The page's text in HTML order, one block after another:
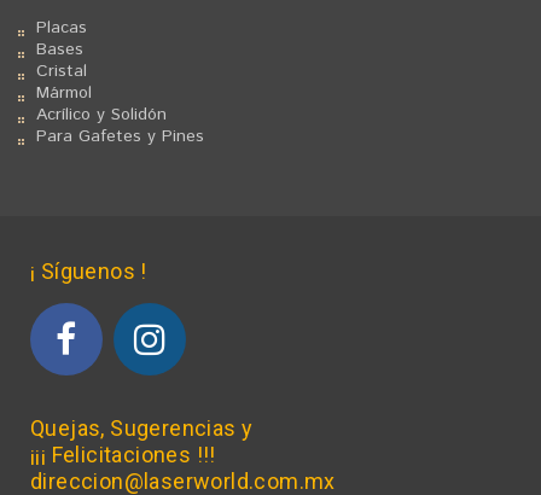
Placas
Bases
Cristal
Mármol
Acrílico y Solidón
Para Gafetes y Pines
¡ Síguenos !
Quejas, Sugerencias y
¡¡¡ Felicitaciones !!!
direccion@laserworld.com.mx